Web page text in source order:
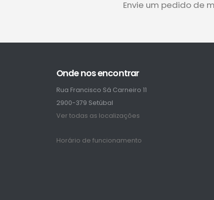
Envie um pedido de
Onde nos encontrar
Rua Francisco Sá Carneiro 11
2900-379 Setúbal
Ver todas as localizações
Horário de funcionamento